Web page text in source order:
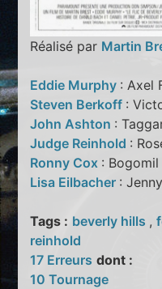
Réalisé par Martin
Eddie Murphy : Axel
Steven Berkoff :
John Ashton :
Judge Reinhold :
Ronny Cox : Bogomil
Lisa Eilbacher :
Tags : beverly hills ,
reinhold
17 Erreurs dont :
10 Tournage